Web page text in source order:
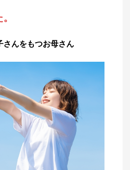
さんをもつお母さん